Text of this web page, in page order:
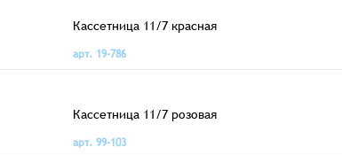
Кассетница 11/7 красная
арт. 19-786
Кассетница 11/7 розовая
арт. 99-103